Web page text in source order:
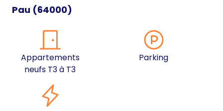
Pau (64000)
Appartements
neufs T3 à T3
Parking